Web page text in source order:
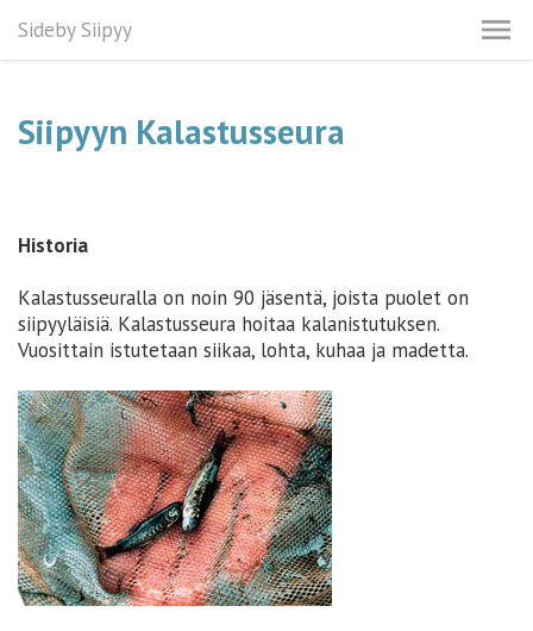
Sideby Siipyy
Siipyyn Kalastusseura
Historia
Kalastusseuralla on noin 90 jäsentä, joista puolet on
siipyyläisiä. Kalastusseura hoitaa kalanistutuksen.
Vuosittain istutetaan siikaa, lohta, kuhaa ja madetta.